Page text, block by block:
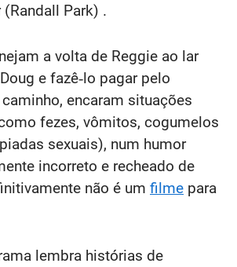
Park) .
a volta de Reggie ao lar
e fazê‑lo pagar pelo
encaram situações
fezes, vômitos, cogumelos
sexuais), num humor
incorreto e recheado de
não é um filme para
lembra histórias de